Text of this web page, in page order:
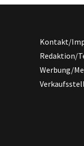
Kontakt/
Redaktion/
Werbung/